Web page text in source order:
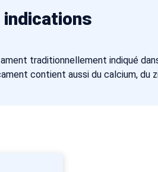
traditionnellement indiqué
contient aussi du calcium, du